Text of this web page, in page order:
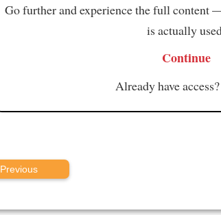
Go further and experience the full content
is actually
Continue
Already have access?
Previous